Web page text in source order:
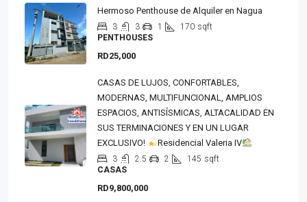
Hermoso Penthouse de Alquiler en Nagua
3 3 1 170 sqft
PENTHOUSES
RD25,000
CASAS DE LUJOS, CONFORTABLES,
MODERNAS, MULTIFUNCIONAL, AMPLIOS
ESPACIOS, ANTISÍSMICAS, ALTACALIDAD EN
SUS TERMINACIONES Y EN UN LUGAR
EXCLUSIVO!
Residencial Valeria IV
3 2.5 2 145 sqft
CASAS
RD9,800,000